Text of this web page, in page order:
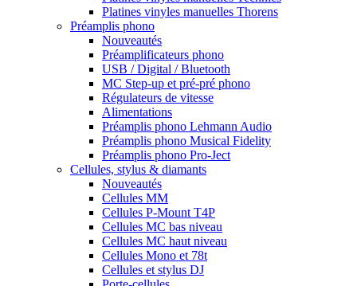
Platines vinyles manuelles Thorens
Préamplis phono
Nouveautés
Préamplificateurs phono
USB / Digital / Bluetooth
MC Step-up et pré-pré phono
Régulateurs de vitesse
Alimentations
Préamplis phono Lehmann Audio
Préamplis phono Musical Fidelity
Préamplis phono Pro-Ject
Cellules, stylus & diamants
Nouveautés
Cellules MM
Cellules P-Mount T4P
Cellules MC bas niveau
Cellules MC haut niveau
Cellules Mono et 78t
Cellules et stylus DJ